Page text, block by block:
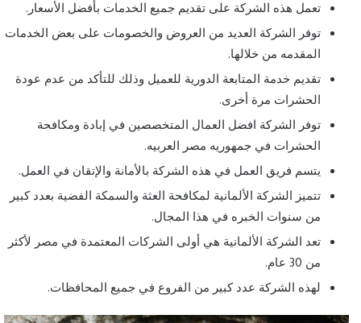
تعمل هذه الشركة على تقديم جميع الخدمات بأفضل الأسعار.
توفر الشركة العديد من العروض والخصومات على بعض الخدمات
المقدمه من خلالها.
تقديم خدمة المتابعة الدورية للعميل وذلك للتأكد من عدم عودة
الحشرات مرة أخرى.
توفر الشركة افضل العمال المتخصصين في إبادة ومكافحة
الحشرات في جمهوريه مصر العربيه.
يتسم فريق العمل في هذه الشركة بالأمانة والإتقان في العمل.
تتميز الشركة الألمانية لمكافحة العثة والسمكة الفضية بعدد كبير
من سنوات الخبره في هذا المجال.
تعد الشركة الألمانية هي أولى الشركات المعتمدة في مصر لأكثر
من 30 عام.
لهذه الشركة عدد كبير من الفروع في جميع المحافظات.